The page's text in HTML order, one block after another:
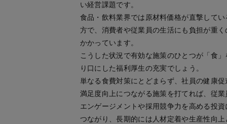
い経営課題です。
食品・飲料業界では原材料価格が直撃してい
方で、消費者や従業員の生活にも負担が重く
かかっています。
こうした状況で有効な施策のひとつが「食」
り口にした福利厚生の充実でしょう。
単なる食費対策にとどまらず、社員の健康促
満足度向上につながる施策を打てれば、従業
エンゲージメントや採用競争力を高める投資
つながり、長期的には人材定着や生産性向上